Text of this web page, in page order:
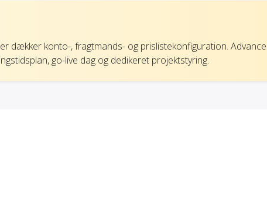
dækker konto-, fragtmands- og prislistekonfiguration.
go-live dag og dedikeret projektstyring.